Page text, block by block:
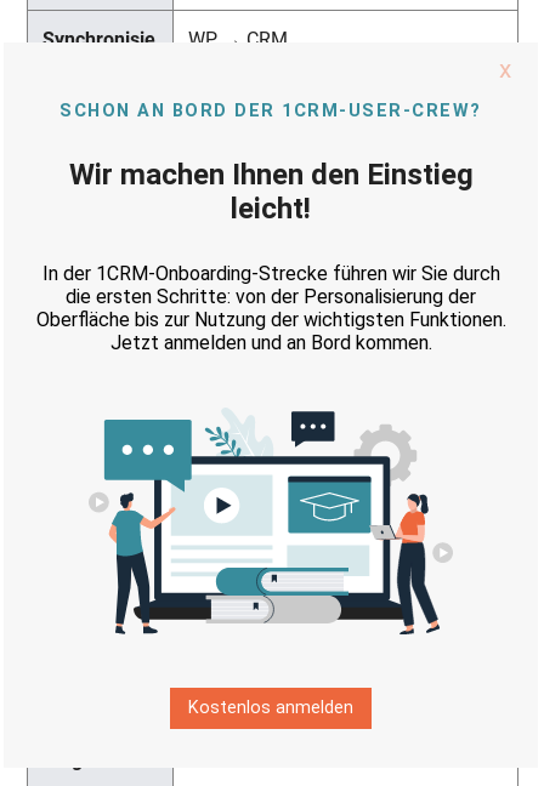
WP → CRM
Als Geschäftliche Adresse.
Webseite
PLZ
Als Geschäftliche Adresse.
WP → CRM